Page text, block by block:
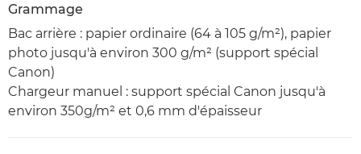
Grammage
Bac arrière : papier ordinaire (64 à 105 g/m²), papier
photo jusqu'à environ 300 g/m² (support spécial
Canon)
Chargeur manuel : support spécial Canon jusqu'à
environ 350g/m² et 0,6 mm d'épaisseur